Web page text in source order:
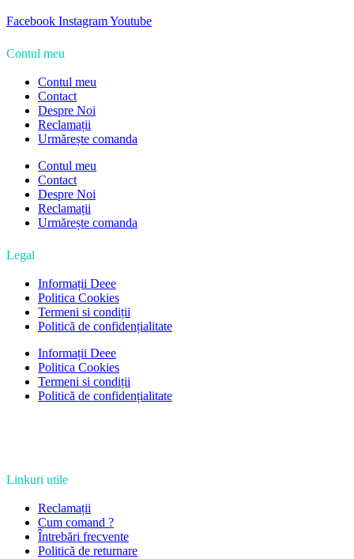
Facebook InstagramYoutube
Contul meu
Contul meu
Contact
Despre Noi
Reclamații
Urmărește comanda
Contul meu
Contact
Despre Noi
Reclamații
Urmărește comanda
Legal
Informații Deee
Politica Cookies
Termeni si condiții
Politică de confidențialitate
Informații Deee
Politica Cookies
Termeni si condiții
Politică de confidențialitate
Linkuri utile
Reclamații
Cum comand ?
Întrebări frecvente
Politică de returnare